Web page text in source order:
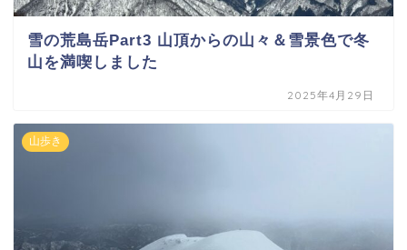
雪の荒島岳Part3 山頂からの山々＆雪景色で冬
山を満喫しました
2025年4月29日
山歩き